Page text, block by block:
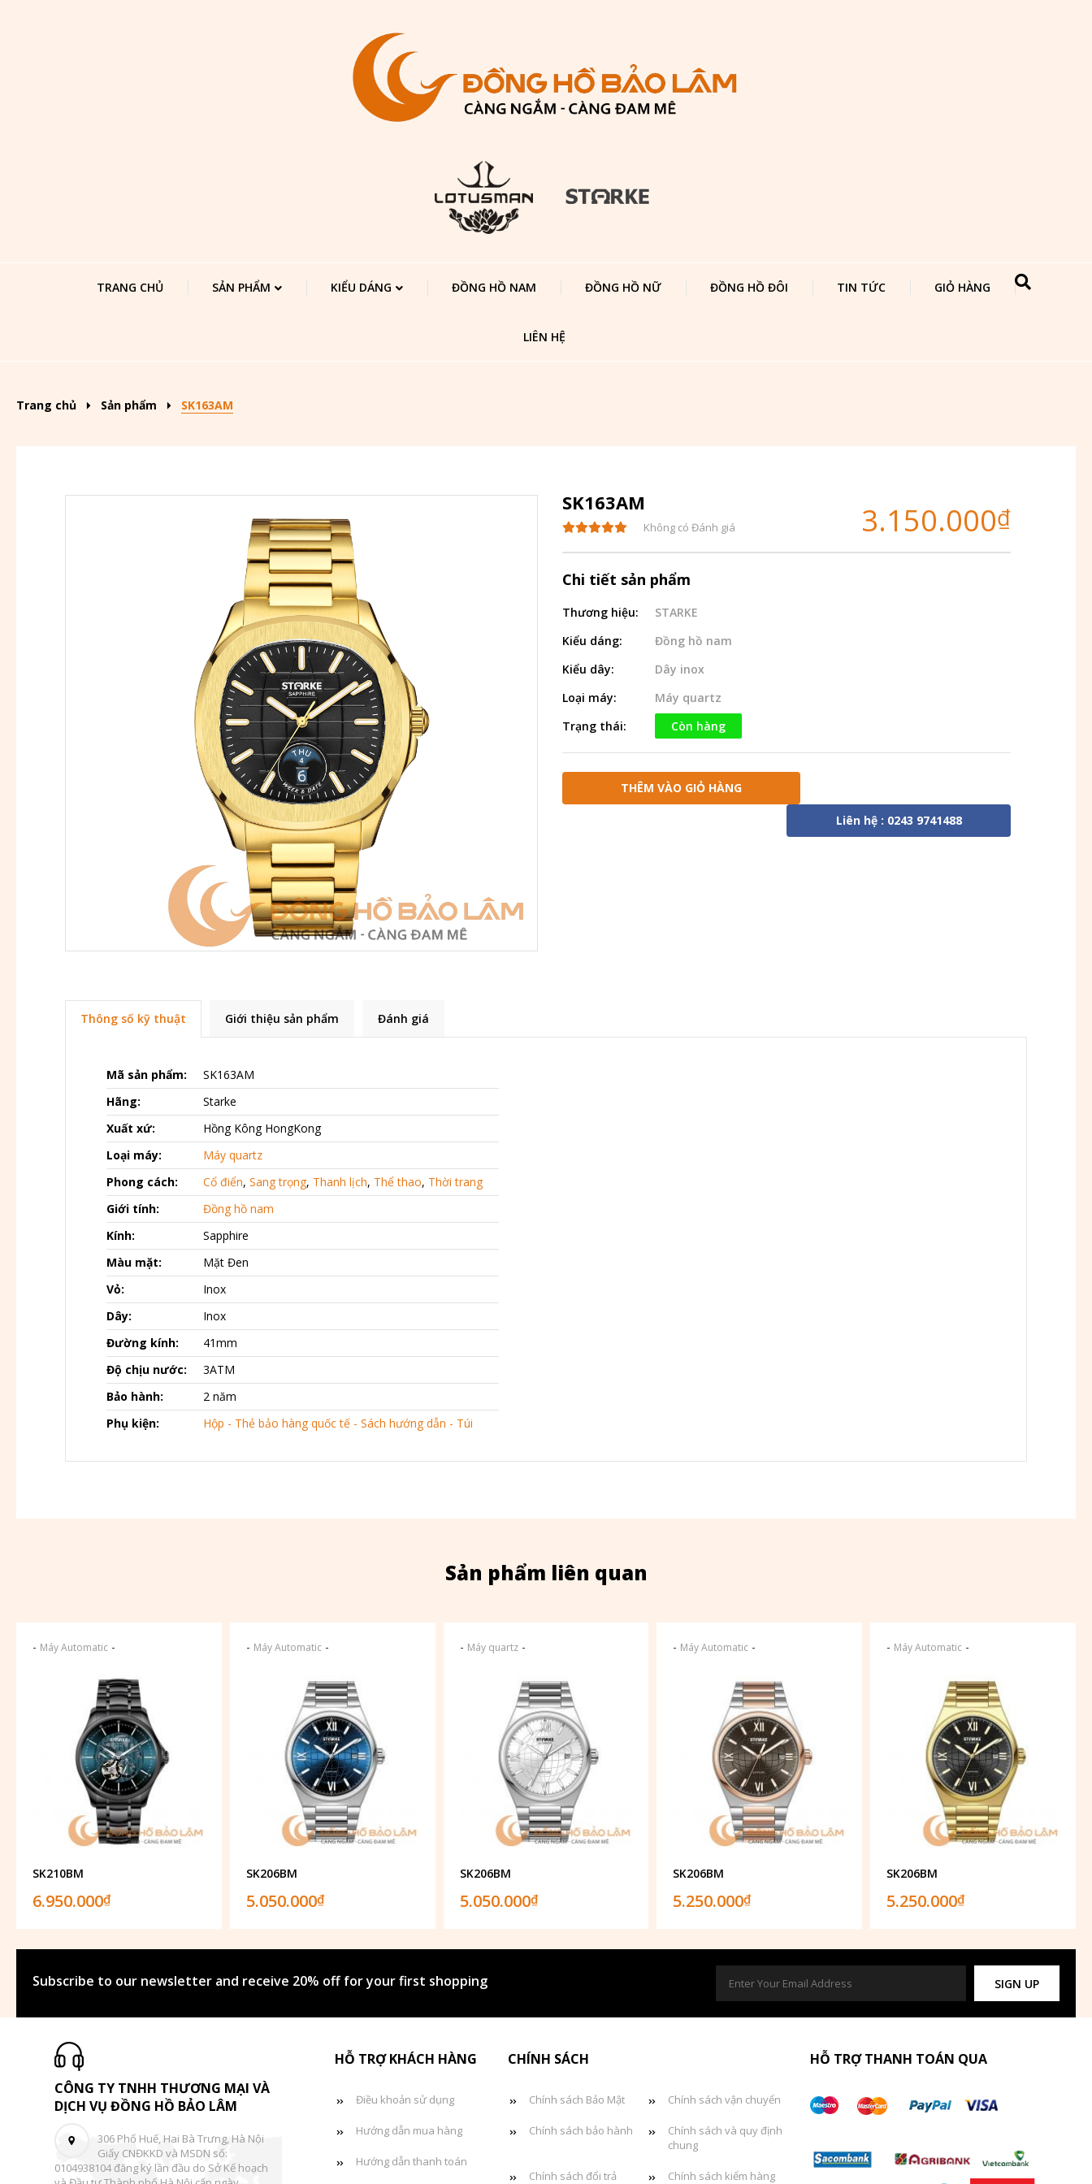
TRANG CHỦ SẢN PHẨM KIỂU DÁNG ĐỒNG HỒ NAM ĐỒNG HỒ NỮ ĐỒNG HỒ ĐÔI TIN TỨC GIỎ HÀNG
LIÊN HỆ
Trang chủ Sản phẩm SK163AM
SK163AM
Không có Đánh giá 3.150.000₫
Chi tiết sản phẩm
Thương hiệu:
STARKE
Kiểu dáng:
Đồng hồ nam
Kiểu dây:
Dây inox
Loại máy:
Máy quartz
Trạng thái:
Còn hàng
THÊM VÀO GIỎ HÀNG
Liên hệ : 0243 9741488
Thông số kỹ thuật Giới thiệu sản phẩm Đánh giá
Mã sản phẩm:
SK163AM
Hãng:
Starke
Xuất xứ:
Hồng Kông HongKong
Loại máy:
Máy quartz
Phong cách:
Cổ điển, Sang trọng, Thanh lịch, Thể thao, Thời trang
Giới tính:
Đồng hồ nam
Kính:
Sapphire
Màu mặt:
Mặt Đen
Vỏ:
Inox
Dây:
Inox
Đường kính:
41mm
Độ chịu nước:
3ATM
Bảo hành:
2 năm
Phụ kiện:
Hộp - Thẻ bảo hàng quốc tế - Sách hướng dẫn - Túi
Sản phẩm liên quan
- Máy Automatic -
SK210BM
6.950.000₫
- Máy Automatic-
SK206BM
5.050.000₫
- Máy quartz-
SK206BM
5.050.000₫
- Máy Automatic -
SK206BM
5.250.000₫
- Máy Automatic -
SK206BM
5.250.000₫
Subscribe to our newsletter and receive 20% off for your first shopping SIGN UP
CÔNG TY TNHH THƯƠNG MẠI VÀ
DỊCH VỤ ĐỒNG HỒ BẢO LÂM
306 Phố Huế, Hai Bà Trưng, Hà Nội
Giấy CNĐKKD và MSDN số:
0104938104 đăng ký lần đầu do Sở Kế hoạch
HỖ TRỢ KHÁCH HÀNG
Điều khoản sử dụng
Hướng dẫn mua hàng
Hướng dẫn thanh toán
CHÍNH SÁCH
Chính sách Bảo Mật Chính sách vận chuyển
Chính sách bảo hành
Chính sách và quy định
chung
Chính sách đổi trả Chính sách kiểm hàng
HỖ TRỢ THANH TOÁN QUA